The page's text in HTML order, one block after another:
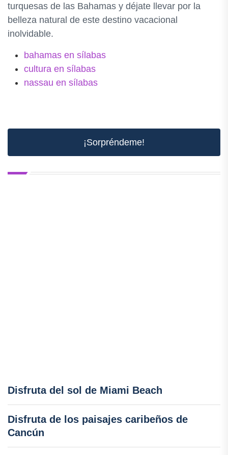
turquesas de las Bahamas y déjate llevar por la
belleza natural de este destino vacacional
inolvidable.
bahamas en sílabas
cultura en sílabas
nassau en sílabas
¡Sorpréndeme!
Disfruta del sol de Miami Beach
Disfruta de los paisajes caribeños de
Cancún